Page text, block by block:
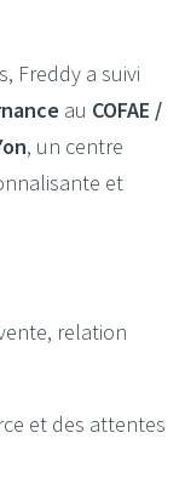
Freddy a suivi
au COFAE /
, un centre
et
relation
et des attentes